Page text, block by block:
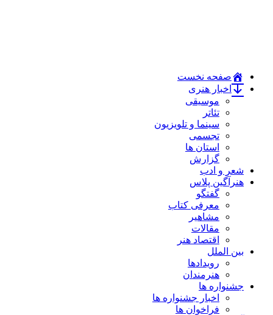
صفحه نخست
اخبار هنری
موسیقی
تئاتر
سینما و تلویزیون
تجسمی
استان ها
گزارش
شعر و ادب
هنرآگین پلاس
گفتگو
معرفی کتاب
مشاهیر
مقالات
اقتصاد هنر
بین الملل
رویدادها
هنرمندان
جشنواره ها
اخبار جشنواره ها
فراخوان ها